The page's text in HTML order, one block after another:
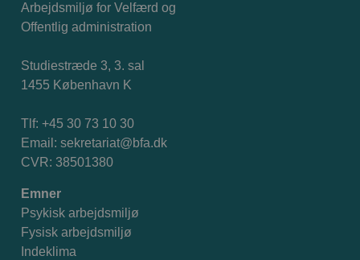
Arbejdsmiljø for Velfærd og
Offentlig administration
Studiestræde 3, 3. sal
1455 København K
Tlf: +45 30 73 10 30
Email: sekretariat@bfa.dk
CVR: 38501380
Emner
Psykisk arbejdsmiljø
Fysisk arbejdsmiljø
Indeklima